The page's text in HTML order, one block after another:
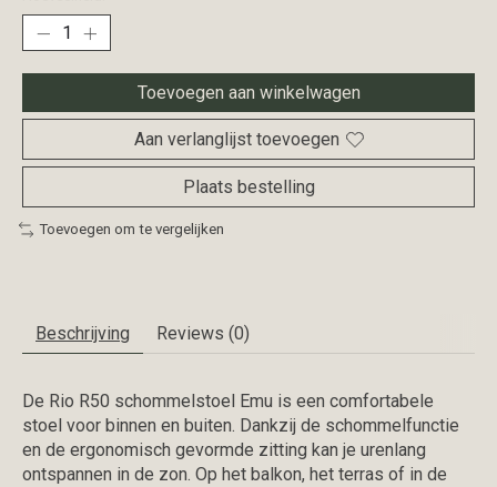
Toevoegen aan winkelwagen
Aan verlanglijst toevoegen
Plaats bestelling
Toevoegen om te vergelijken
Beschrijving Reviews (0)
De Rio R50 schommelstoel Emu is een comfortabele
stoel voor binnen en buiten. Dankzij de schommelfunctie
en de ergonomisch gevormde zitting kan je urenlang
ontspannen in de zon. Op het balkon, het terras of in de